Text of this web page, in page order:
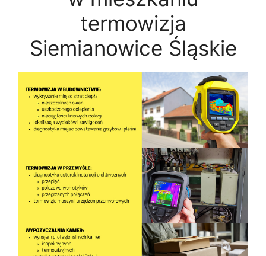
termowizja
Siemianowice Śląskie